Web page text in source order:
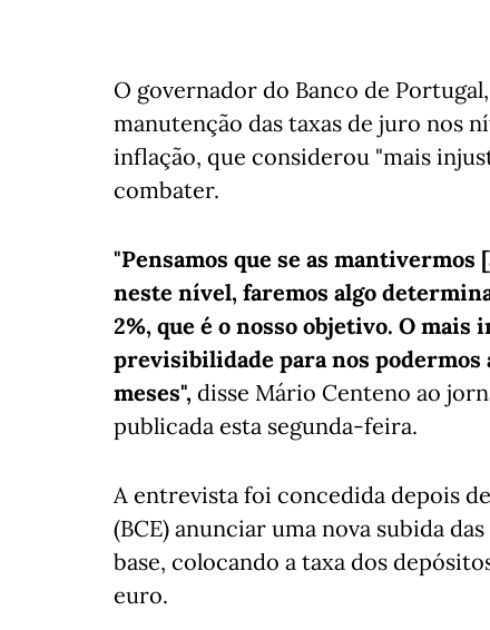
O governador do Banco de
manutenção das taxas de juro nos
inflação, que considerou "mais
combater.
"Pensamos que se as
neste nível, faremos algo
2%, que é o nosso objetivo. O
previsibilidade para nos podermos
meses", disse Mário Centeno ao
publicada esta segunda-feira.
A entrevista foi concedida depois
(BCE) anunciar uma nova subida
base, colocando a taxa dos
euro.